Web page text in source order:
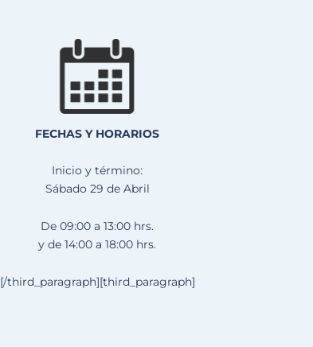
FECHAS Y HORARIOS
Inicio y término:
Sábado 29 de Abril
De 09:00 a 13:00 hrs.
y de 14:00 a 18:00 hrs.
[/third_paragraph][third_paragraph]